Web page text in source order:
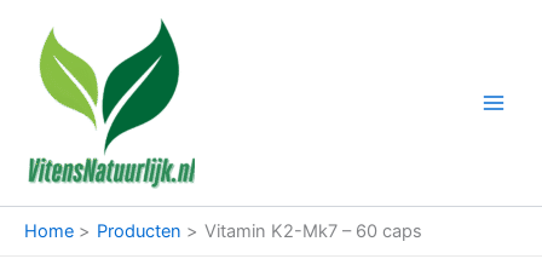
inhoud
Home Producten Vitamin K2-Mk7 – 60 caps